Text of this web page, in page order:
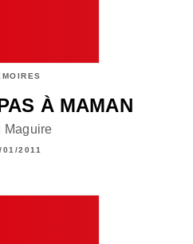
À MAMAN
Maguire
01/2011